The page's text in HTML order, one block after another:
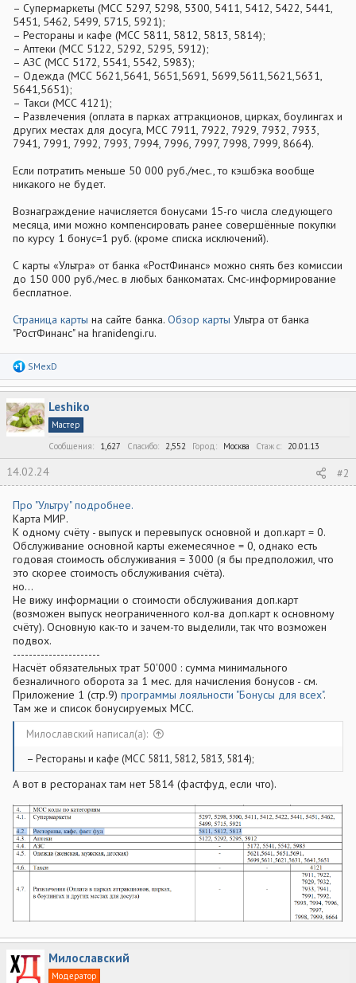
– Супермаркеты (МСС 5297, 5298, 5300, 5411, 5412, 5422, 5441,
5451, 5462, 5499, 5715, 5921);
– Рестораны и кафе (МСС 5811, 5812, 5813, 5814);
– Аптеки (МСС 5122, 5292, 5295, 5912);
– АЗС (МСС 5172, 5541, 5542, 5983);
– Одежда (МСС 5621,5641, 5651,5691, 5699,5611,5621,5631,
5641,5651);
– Такси (МСС 4121);
– Развлечения (оплата в парках аттракционов, цирках, боулингах и
других местах для досуга, МСС 7911, 7922, 7929, 7932, 7933,
7941, 7991, 7992, 7993, 7994, 7996, 7997, 7998, 7999, 8664).
Если потратить меньше 50 000 руб./мес., то кэшбэка вообще
никакого не будет.
Вознаграждение начисляется бонусами 15-го числа следующего
месяца, ими можно компенсировать ранее совершённые покупки
по курсу 1 бонус=1 руб. (кроме списка исключений).
С карты «Ультра» от банка «РостФинанс» можно снять без комиссии
до 150 000 руб./мес. в любых банкоматах. Смс-информирование
бесплатное.
Страница карты на сайте банка. Обзор карты Ультра от банка
"РостФинанс" на hranidengi.ru.
Р
а
ц
и
и
SMexD
Leshiko
Мастер
Сообщения
1,627 Спасибо 2,552 Город Москва Стаж c 20.01.13
14.02.24 #2
Про "Ультру" подробнее.
Карта МИР.
К одному счёту - выпуск и перевыпуск основной и доп.карт = 0.
Обслуживание основной карты ежемесячное = 0, однако есть
годовая стоимость обслуживания = 3000 (я бы предположил, что
это скорее стоимость обслуживания счёта).
но...
Не вижу информации о стоимости обслуживания доп.карт
(возможен выпуск неограниченного кол-ва доп.карт к основному
счёту). Основную как-то и зачем-то выделили, так что возможен
подвох.
----------------------
Насчёт обязательных трат 50'000 : сумма минимального
безналичного оборота за 1 мес. для начисления бонусов - см.
Приложение 1 (стр.9) программы лояльности "Бонусы для всех".
Там же и список бонусируемых MCC.
Милославский написал(а):
– Рестораны и кафе (МСС 5811, 5812, 5813, 5814);
А вот в ресторанах там нет 5814 (фастфуд, если что).
Милославский
Модератор